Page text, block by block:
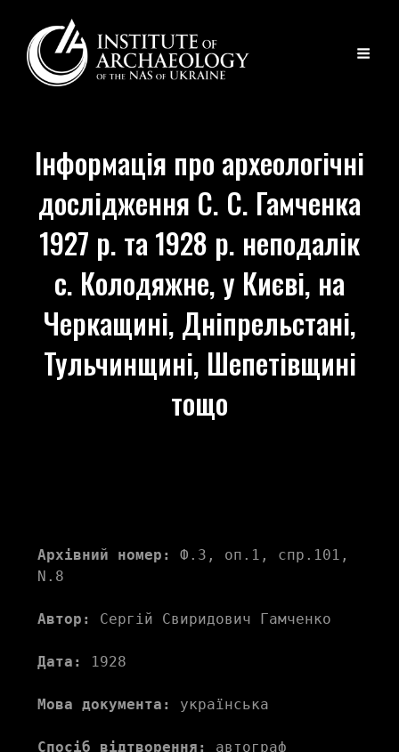
Інформація про археологічні
дослідження С. С. Гамченка
1927 р. та 1928 р. неподалік
с. Колодяжне, у Києві, на
Черкащині, Дніпрельстані,
Тульчинщині, Шепетівщині
тощо
Архівний номер:
Ф.3, оп.1, спр.101,
N.8
Автор: Сергій Свиридович Гамченко
Дата: 1928
Мова документа: українська
Спосіб відтворення: автограф